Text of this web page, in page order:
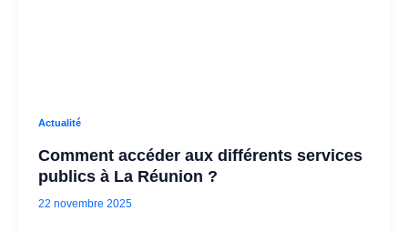
Actualité
Comment accéder aux différents services
publics à La Réunion ?
22 novembre 2025